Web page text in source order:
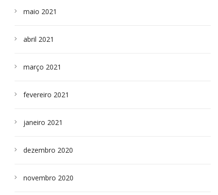
maio 2021
abril 2021
março 2021
fevereiro 2021
janeiro 2021
dezembro 2020
novembro 2020